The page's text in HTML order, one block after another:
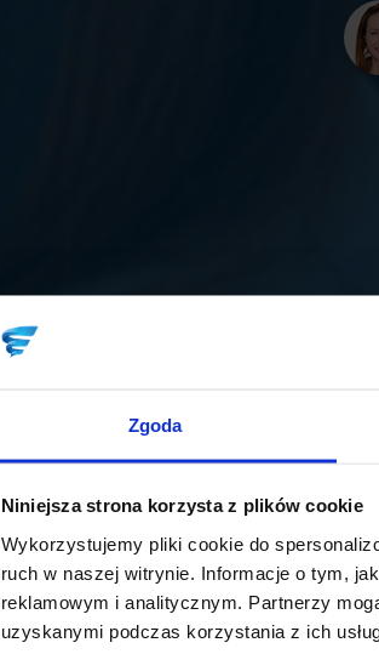
Zgoda
Niniejsza strona korzysta z plików cookie
Wykorzystujemy pliki cookie do
ruch w naszej witrynie. Informacje o tym,
reklamowym i analitycznym. Partnerzy
uzyskanymi podczas korzystania z ich